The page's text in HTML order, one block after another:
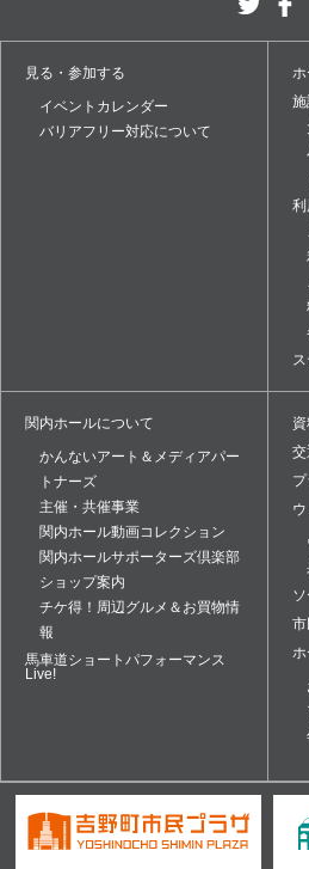
見る・参加する
イベントカレンダー
バリアフリー対応について
ホ
施
利
関内ホールについて
かんないアート＆メディアパー
トナーズ
主催・共催事業
関内ホール動画コレクション
関内ホールサポーターズ倶楽部
ショップ案内
チケ得！周辺グルメ＆お買物情
報
馬車道ショートパフォーマンス
Live!
交